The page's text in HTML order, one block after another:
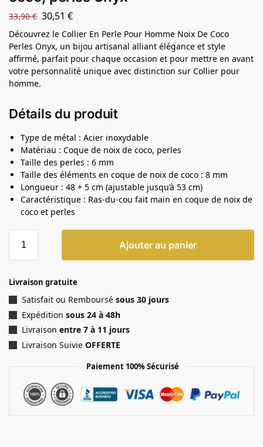
33,90€ 30,51 €
Découvrez le Collier En Perle Pour Homme Noix De Coco
Perles Onyx, un bijou artisanal alliant élégance et style
affirmé, parfait pour chaque occasion et pour mettre en avant
votre personnalité unique avec distinction sur Collier pour
homme.
Détails du produit
Type de métal : Acier inoxydable
Matériau : Coque de noix de coco, perles
Taille des perles : 6 mm
Taille des éléments en coque de noix de coco : 8 mm
Longueur : 48 + 5 cm (ajustable jusqu’à 53 cm)
Caractéristique : Ras-du-cou fait main en coque de noix de
coco et perles
Ajouter au panier
Livraison gratuite
Satisfait ou Remboursé sous 30 jours
Expédition sous 24 à 48h
Livraison entre 7 à 11 jours
Livraison Suivie OFFERTE
Paiement 100% Sécurisé